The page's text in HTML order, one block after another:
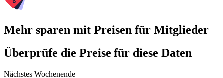
Mehr sparen mit Preisen für Mitglieder
Überprüfe die Preise für diese Daten
Nächstes Wochenende